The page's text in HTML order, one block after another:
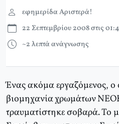
εφημερίδα Αριστερά!
22 Σεπτεμβρίου 2008 στις
~2 λεπτά ανάγνωσης
Ένας ακόμα εργαζόμενος, ο
βιομηχανία χρωμάτων
τραυματίστηκε σοβαρά. Το